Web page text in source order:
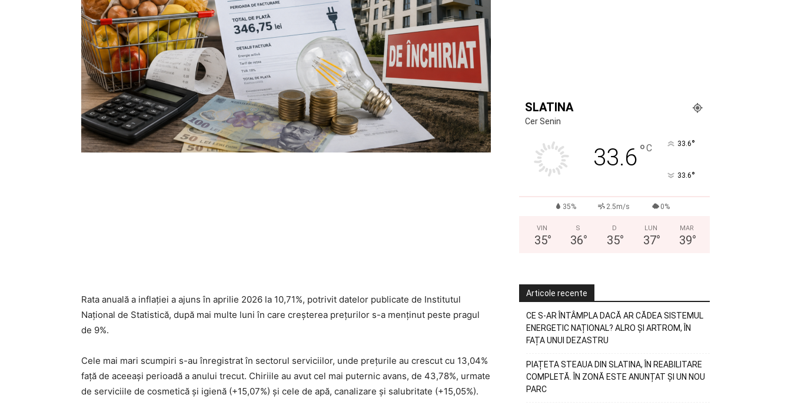
Rata anuală a inflației a ajuns în aprilie 2026 la 10,71%, potrivit datelor publicate de Institutul
Național de Statistică, după mai multe luni în care creșterea prețurilor s-a menținut peste pragul
de 9%.
Cele mai mari scumpiri s-au înregistrat în sectorul serviciilor, unde prețurile au crescut cu 13,04%
față de aceeași perioadă a anului trecut. Chiriile au avut cel mai puternic avans, de 43,78%, urmate
de serviciile de cosmetică și igienă (+15,07%) și cele de apă, canalizare și salubritate (+15,05%).
SLATINA
Cer Senin
33.6°C 33.6°
33.6°
35% 2.5m/s 0%
VIN
35°
S
36°
D
35°
LUN
37°
MAR
39°
Articole recente
CE S-AR ÎNTÂMPLA DACĂ AR CĂDEA SISTEMUL
ENERGETIC NAȚIONAL? ALRO ȘI ARTROM, ÎN
FAȚA UNUI DEZASTRU
PIAȚETA STEAUA DIN SLATINA, ÎN REABILITARE
COMPLETĂ. ÎN ZONĂ ESTE ANUNȚAT ȘI UN NOU
PARC